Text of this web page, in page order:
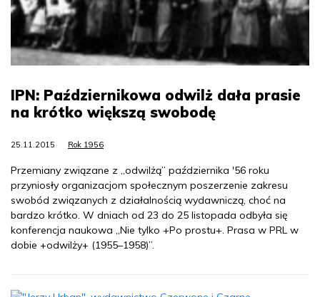
IPN: Październikowa odwilż dała prasie
na krótko większą swobodę
25.11.2015 Rok 1956
Przemiany związane z „odwilżą” października '56 roku
przyniosły organizacjom społecznym poszerzenie zakresu
swobód związanych z działalnością wydawniczą, choć na
bardzo krótko. W dniach od 23 do 25 listopada odbyła się
konferencja naukowa „Nie tylko +Po prostu+. Prasa w PRL w
dobie +odwilży+ (1955–1958)”.